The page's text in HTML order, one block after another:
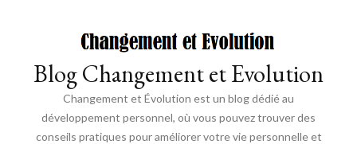
Blog Changement et Evolution
Changement et Évolution est un blog dédié au
développement personnel, où vous pouvez trouver des
conseils pratiques pour améliorer votre vie personnelle et